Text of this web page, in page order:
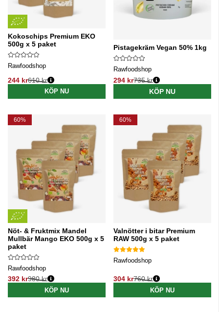
Kokoschips Premium EKO
500g x 5 paket
Rawfoodshop
244 kr
Ordinarie pris:
610 kr
KÖP NU
Pistagekräm Vegan 50% 1kg
Rawfoodshop
294 kr
Ordinarie pris:
735 kr
KÖP NU
60%
Nöt- & Fruktmix Mandel
Mullbär Mango EKO 500g x 5
paket
Rawfoodshop
392 kr
Ordinarie pris:
980 kr
KÖP NU
60%
Valnötter i bitar Premium
RAW 500g x 5 paket
Rawfoodshop
304 kr
Ordinarie pris:
760 kr
KÖP NU